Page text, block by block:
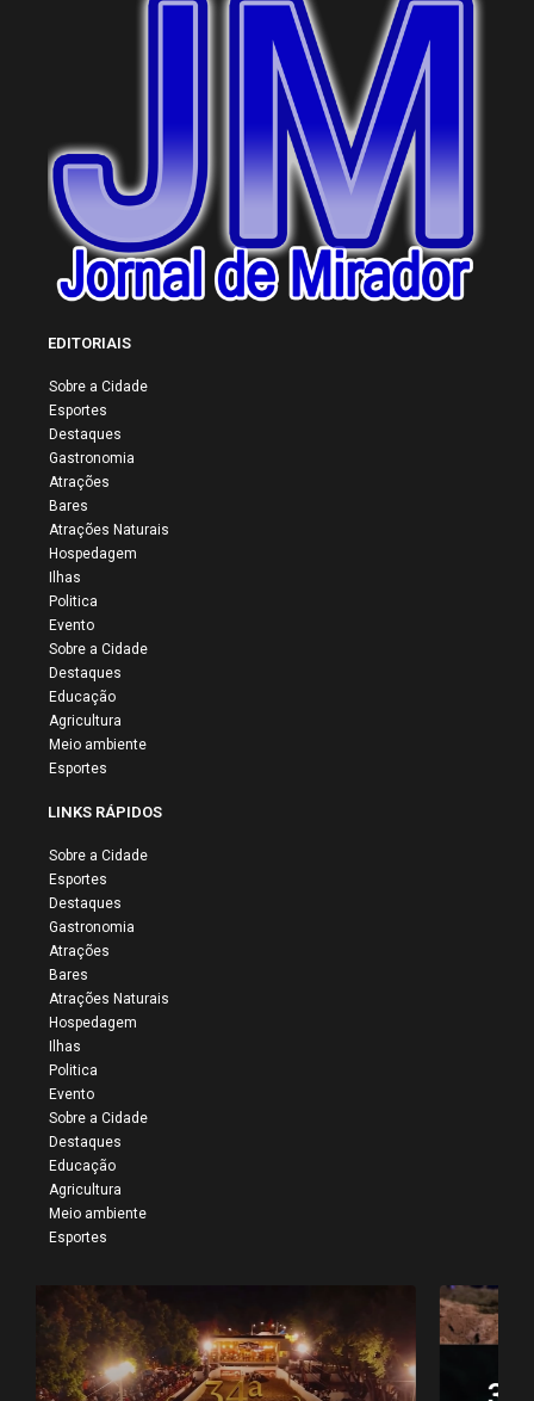
EDITORIAIS
Sobre a Cidade
Esportes
Destaques
Gastronomia
Atrações
Bares
Atrações Naturais
Hospedagem
Ilhas
Politica
Evento
Sobre a Cidade
Destaques
Educação
Agricultura
Meio ambiente
Esportes
LINKS RÁPIDOS
Sobre a Cidade
Esportes
Destaques
Gastronomia
Atrações
Bares
Atrações Naturais
Hospedagem
Ilhas
Politica
Evento
Sobre a Cidade
Destaques
Educação
Agricultura
Meio ambiente
Esportes